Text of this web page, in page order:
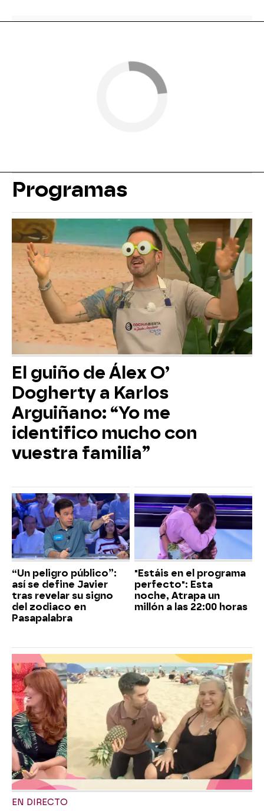
Programas
El guiño de Álex O’
Dogherty a Karlos
Arguiñano: “Yo me
identifico mucho con
vuestra familia”
“Un peligro público”:
así se define Javier
tras revelar su signo
del zodiaco en
Pasapalabra
"Estáis en el programa
perfecto": Esta
noche, Atrapa un
millón a las 22:00 horas
EN DIRECTO